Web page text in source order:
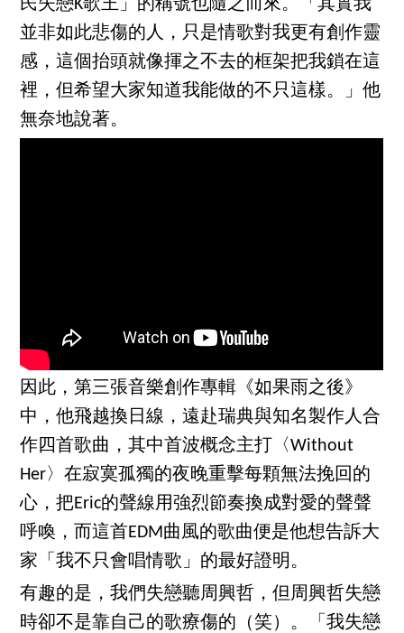
民失戀K歌王」的稱號也隨之而來。「其實我
並非如此悲傷的人，只是情歌對我更有創作靈
感，這個抬頭就像揮之不去的框架把我鎖在這
裡，但希望大家知道我能做的不只這樣。」他
無奈地說著。
因此，第三張音樂創作專輯《如果雨之後》
中，他飛越換日線，遠赴瑞典與知名製作人合
作四首歌曲，其中首波概念主打〈Without
Her〉在寂寞孤獨的夜晚重擊每顆無法挽回的
心，把Eric的聲線用強烈節奏換成對愛的聲聲
呼喚，而這首EDM曲風的歌曲便是他想告訴大
家「我不只會唱情歌」的最好證明。
有趣的是，我們失戀聽周興哲，但周興哲失戀
時卻不是靠自己的歌療傷的（笑）。「我失戀